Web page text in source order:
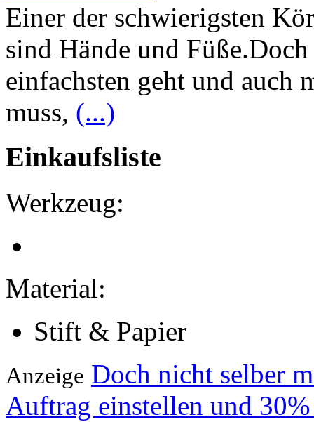
Einer der schwierigsten
sind Hände und
einfachsten geht und auch
muss, (...)
Einkaufsliste
Werkzeug:
Material:
Stift & Papier
Anzeige Doch nicht selber
Auftrag einstellen und